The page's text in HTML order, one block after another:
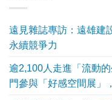
遠見雜誌專訪：遠雄建
永續競爭力
逾2,100人走進「流動
門參與「好感空間展」